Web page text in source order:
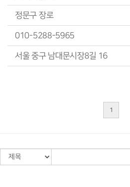
정문구 장로
010-5288-5965
서울 중구 남대문시장8길 16
1